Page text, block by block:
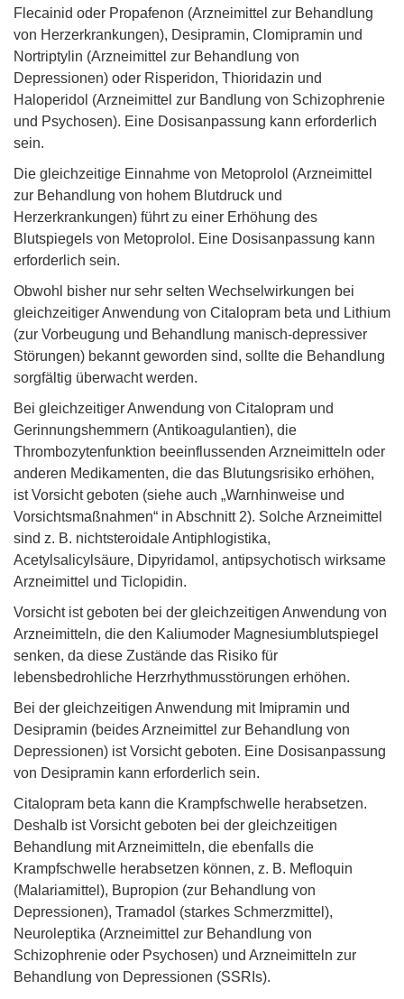
Flecainid oder Propafenon (Arzneimittel zur Behandlung
von Herzerkrankungen), Desipramin, Clomipramin und
Nortriptylin (Arzneimittel zur Behandlung von
Depressionen) oder Risperidon, Thioridazin und
Haloperidol (Arzneimittel zur Bandlung von Schizophrenie
und Psychosen). Eine Dosisanpassung kann erforderlich
sein.
Die gleichzeitige Einnahme von Metoprolol (Arzneimittel
zur Behandlung von hohem Blutdruck und
Herzerkrankungen) führt zu einer Erhöhung des
Blutspiegels von Metoprolol. Eine Dosisanpassung kann
erforderlich sein.
Obwohl bisher nur sehr selten Wechselwirkungen bei
gleichzeitiger Anwendung von Citalopram beta und Lithium
(zur Vorbeugung und Behandlung manisch-depressiver
Störungen) bekannt geworden sind, sollte die Behandlung
sorgfältig überwacht werden.
Bei gleichzeitiger Anwendung von Citalopram und
Gerinnungshemmern (Antikoagulantien), die
Thrombozytenfunktion beeinflussenden Arzneimitteln oder
anderen Medikamenten, die das Blutungsrisiko erhöhen,
ist Vorsicht geboten (siehe auch „Warnhinweise und
Vorsichtsmaßnahmen“ in Abschnitt 2). Solche Arzneimittel
sind z. B. nichtsteroidale Antiphlogistika,
Acetylsalicylsäure, Dipyridamol, antipsychotisch wirksame
Arzneimittel und Ticlopidin.
Vorsicht ist geboten bei der gleichzeitigen Anwendung von
Arzneimitteln, die den Kaliumoder Magnesiumblutspiegel
senken, da diese Zustände das Risiko für
lebensbedrohliche Herzrhythmusstörungen erhöhen.
Bei der gleichzeitigen Anwendung mit Imipramin und
Desipramin (beides Arzneimittel zur Behandlung von
Depressionen) ist Vorsicht geboten. Eine Dosisanpassung
von Desipramin kann erforderlich sein.
Citalopram beta kann die Krampfschwelle herabsetzen.
Deshalb ist Vorsicht geboten bei der gleichzeitigen
Behandlung mit Arzneimitteln, die ebenfalls die
Krampfschwelle herabsetzen können, z. B. Mefloquin
(Malariamittel), Bupropion (zur Behandlung von
Depressionen), Tramadol (starkes Schmerzmittel),
Neuroleptika (Arzneimittel zur Behandlung von
Schizophrenie oder Psychosen) und Arzneimitteln zur
Behandlung von Depressionen (SSRIs).